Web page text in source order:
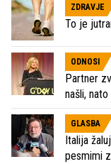
ZDRAVJE
To je
ODNOSI
Partner
našli,
GLASBA
Italija
pesmimi